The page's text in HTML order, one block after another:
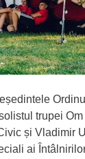
trupei
și Vladimir
ai